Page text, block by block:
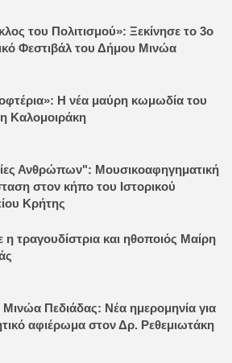
του Πολιτισμού»: Ξεκίνησε το 3ο
Φεστιβάλ του Δήμου Μινώα
Η νέα μαύρη κωμωδία του
Καλομοιράκη
Ανθρώπων": Μουσικοαφηγηματική
στον κήπο του Ιστορικού
Κρήτης
η τραγουδίστρια και ηθοποιός Μαίρη
Πεδιάδας: Νέα ημερομηνία για
αφιέρωμα στον Δρ. Ρεθεμιωτάκη